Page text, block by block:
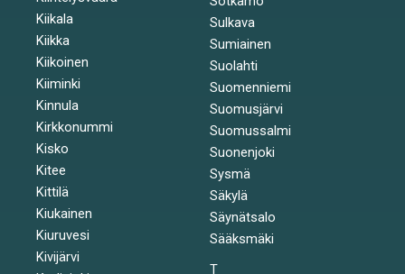
Kiikala
Kiikka
Kiikoinen
Kiiminki
Kinnula
Kirkkonummi
Kisko
Kitee
Kittilä
Kiukainen
Kiuruvesi
Kivijärvi
Sulkava
Sumiainen
Suolahti
Suomenniemi
Suomusjärvi
Suomussalmi
Suonenjoki
Sysmä
Säkylä
Säynätsalo
Sääksmäki
T